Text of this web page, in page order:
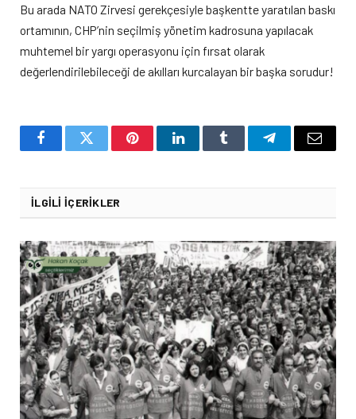
Bu arada NATO Zirvesi gerekçesiyle başkentte yaratılan baskı
ortamının, CHP’nin seçilmiş yönetim kadrosuna yapılacak
muhtemel bir yargı operasyonu için fırsat olarak
değerlendirilebileceği de akılları kurcalayan bir başka sorudur!
FacebookTwitter PinterestLinkedInTumblr TelegramEmail
İLGILI İÇERIKLER